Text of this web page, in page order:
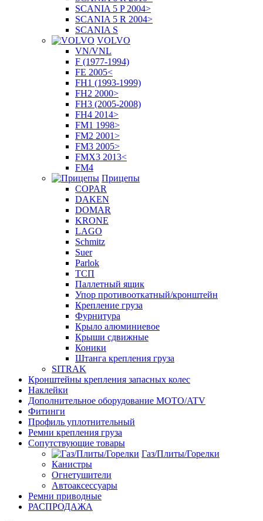
SCANIA 5 P 2004>
SCANIA 5 R 2004>
SCANIA S
VOLVO
VN/VNL
F (1977-1994)
FE 2005<
FH1 (1993-1999)
FH2 2000>
FH3 (2005-2008)
FH4 2014>
FM1 1998>
FM2 2001>
FM3 2005>
FMX3 2013<
FM4
Прицепы
COPAR
DAKEN
DOMAR
KRONE
LAGO
Schmitz
Suer
Parlok
ТСП
Паллетный ящик
Упор противооткатный/кронштейн
Крепление груза
Фурнитура
Крыло алюминиевое
Крыши сдвижные
Коники
Штанга крепления груза
SITRAK
Кронштейны крепления запасных колес
Наклейки
Дополнительное оборудование MOTO/ATV
Фитинги
Профиль уплотнительный
Ремни крепления груза
Сопутствующие товары
Газ/Плиты/Горелки
Канистры
Огнетушители
Автоаксессуары
Ремни приводные
РАСПРОДАЖА